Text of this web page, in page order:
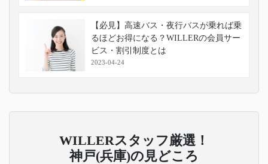
【必見】高速バス・夜行バスが乗れば乗
るほどお得になる？WILLERの会員サー
ビス・割引制度とは
2023-04-24
WILLERスタッフ厳選！
神戸(兵庫)の見どころ